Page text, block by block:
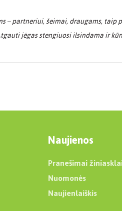
– partneriui, šeimai, draugams, taip
jėgas stengiuosi ilsindama ir
Naujienos
Pranešimai
Nuomonės
Naujienlaiškis